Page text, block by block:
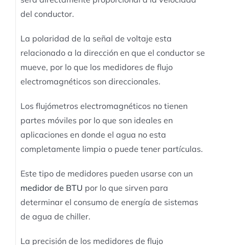
del conductor.
La polaridad de la señal de voltaje esta
relacionado a la dirección en que el conductor se
mueve, por lo que los medidores de flujo
electromagnéticos son direccionales.
Los flujómetros electromagnéticos no tienen
partes móviles por lo que son ideales en
aplicaciones en donde el agua no esta
completamente limpia o puede tener partículas.
Este tipo de medidores pueden usarse con un
medidor de BTU por lo que sirven para
determinar el consumo de energía de sistemas
de agua de chiller.
La precisión de los medidores de flujo